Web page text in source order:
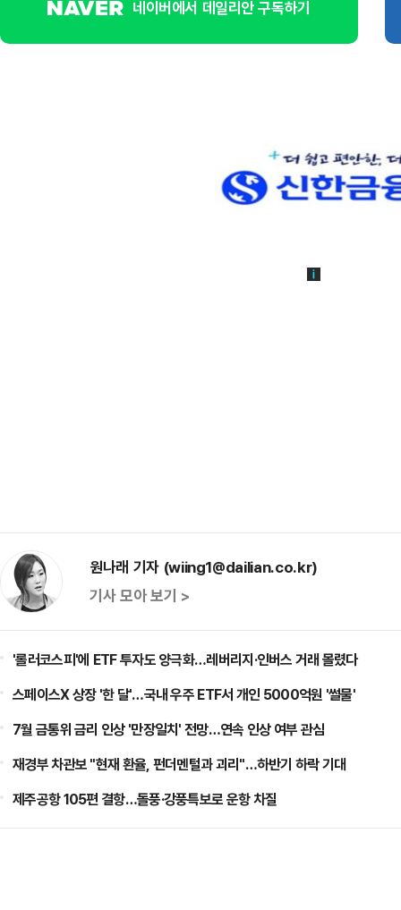
네이버에서 데일리안 구독하기
원나래 기자 (wiing1@dailian.co.kr)
기사 모아 보기 >
'롤러코스피'에 ETF 투자도 양극화…레버리지·인버스 거래 몰렸다
스페이스X 상장 '한 달'…국내 우주 ETF서 개인 5000억원 '썰물'
7월 금통위 금리 인상 '만장일치' 전망…연속 인상 여부 관심
재경부 차관보 "현재 환율, 펀더멘털과 괴리"…하반기 하락 기대
제주공항 105편 결항…돌풍·강풍특보로 운항 차질